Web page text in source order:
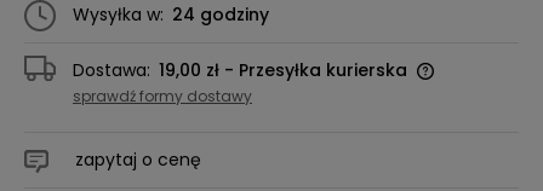
Wysyłka w: 24 godziny
Dostawa: 19,00 zł - Przesyłka kurierska
sprawdź formy dostawy
zapytaj o cenę